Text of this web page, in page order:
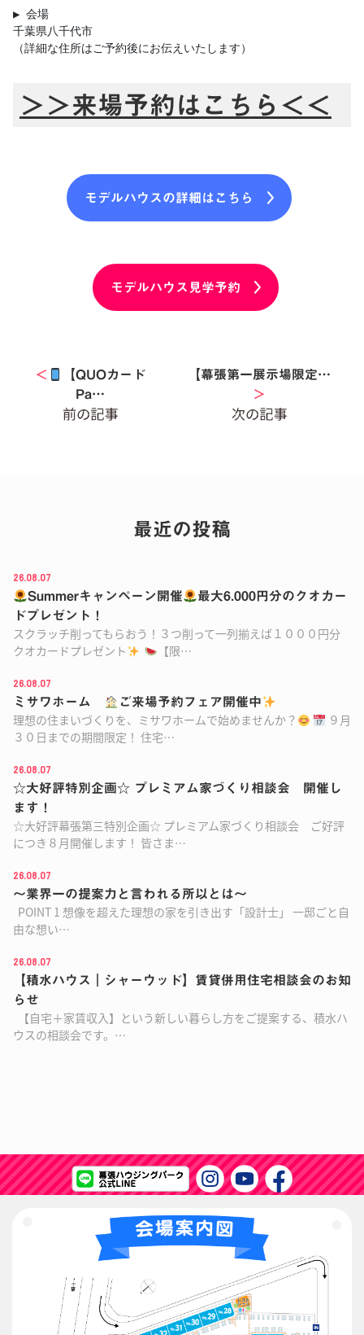
▶︎ 会場
千葉県八千代市
＞＞来場予約はこちら＜＜
モデルハウスの詳細はこちら
モデルハウス見学予約
＜
【QUOカード
Pa…
【幕張第一展示場限定…
＞
最近の投稿
26.08.07
Summerキャンペーン開催
最大6.000円分のクオカー
ドプレゼント！
スクラッチ削ってもらおう！３つ削って一列揃えば１０００円分
クオカードプレゼント
【限…
26.08.07
ミサワホーム
ご来場予約フェア開催中
理想の住まいづくりを、ミサワホームで始めませんか？
９月
３０日までの期間限定！ 住宅…
26.08.07
☆大好評特別企画☆ プレミアム家づくり相談会 開催し
ます！
☆大好評幕張第三特別企画☆ プレミアム家づくり相談会 ご好評
につき８月開催します！ 皆さま…
26.08.07
～業界一の提案力と言われる所以とは～
POINT 1 想像を超えた理想の家を引き出す「設計士」 一邸ごと自
由な想い…
26.08.07
【積水ハウス｜シャーウッド】賃貸併用住宅相談会のお知
らせ
【自宅＋家賃収入】という新しい暮らし方をご提案する、積水ハ
ウスの相談会です。…